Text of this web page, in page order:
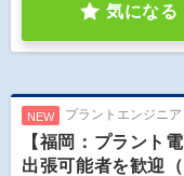
気になる
NEW プラントエンジニ
【福岡：プラント
出張可能者を歓迎